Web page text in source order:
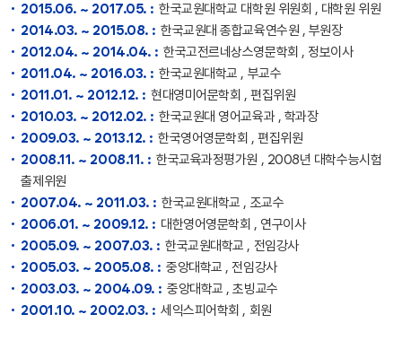
2015.06. ~ 2017.05. : 한국교원대학교 대학원 위원회 , 대학원 위원
2014.03. ~ 2015.08. : 한국교원대 종합교육연수원 , 부원장
2012.04. ~ 2014.04. : 한국고전르네상스영문학회 , 정보이사
2011.04. ~ 2016.03. : 한국교원대학교 , 부교수
2011.01. ~ 2012.12. : 현대영미어문학회 , 편집위원
2010.03. ~ 2012.02. : 한국교원대 영어교육과 , 학과장
2009.03. ~ 2013.12. : 한국영어영문학회 , 편집위원
2008.11. ~ 2008.11. : 한국교육과정평가원 , 2008년 대학수능시험
출제위원
2007.04. ~ 2011.03. : 한국교원대학교 , 조교수
2006.01. ~ 2009.12. : 대한영어영문학회 , 연구이사
2005.09. ~ 2007.03. : 한국교원대학교 , 전임강사
2005.03. ~ 2005.08. : 중앙대학교 , 전임강사
2003.03. ~ 2004.09. : 중앙대학교 , 초빙교수
2001.10. ~ 2002.03. : 세익스피어학회 , 회원